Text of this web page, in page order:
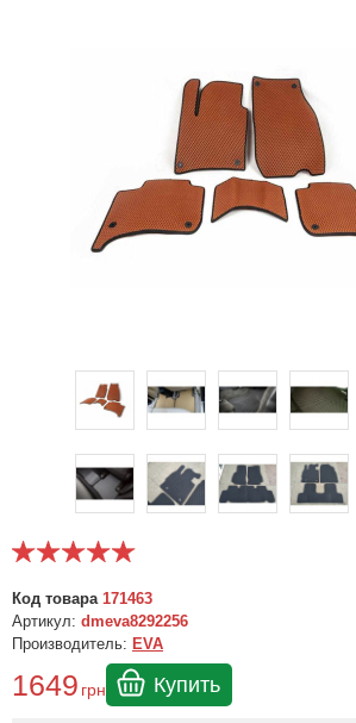
Код товара 171463
Артикул: dmeva8292256
Производитель: EVA
1649 грн Купить